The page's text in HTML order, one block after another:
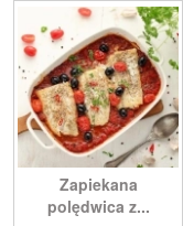
Zapiekana
polędwica z...